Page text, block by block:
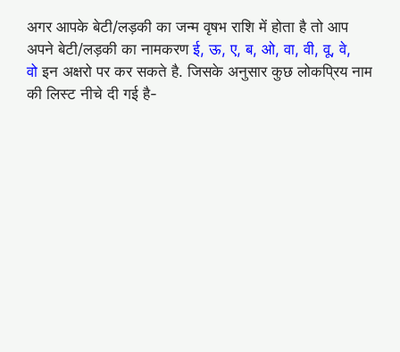
अगर आपके बेटी/लड़की का जन्म वृषभ राशि में होता है तो आप
अपने बेटी/लड़की का नामकरणई, ऊ, ए, ब, ओ, वा, वी, वू, वे,
वो इन अक्षरो पर कर सकते है. जिसके अनुसार कुछ लोकप्रिय नाम
की लिस्ट नीचे दी गई है-